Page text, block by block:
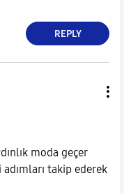
REPLY
moda geçer
takip ederek